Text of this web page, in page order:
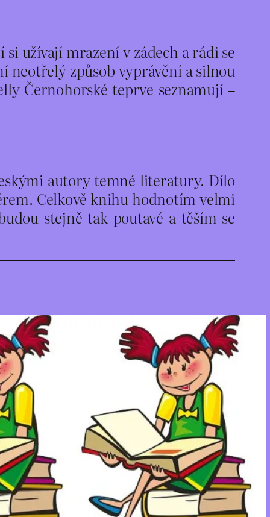
užívají mrazení v zádech a rádi se
neotřelý způsob vyprávění a silnou
Černohorské teprve seznamují –
autory temné literatury. Dílo
Celkově knihu hodnotím velmi
stejně tak poutavé a těším se